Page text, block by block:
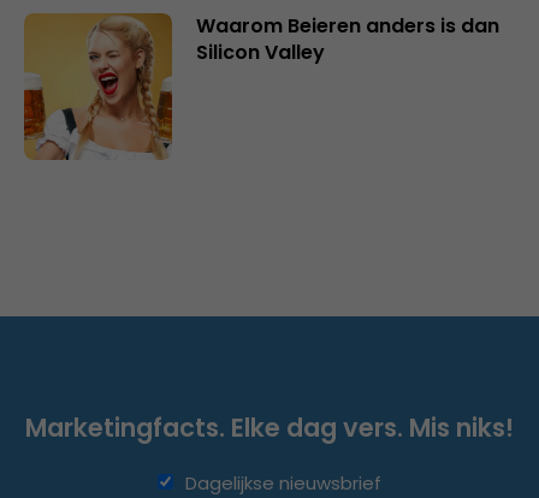
Waarom Beieren anders is dan
Silicon Valley
Marketingfacts. Elke dag vers. Mis niks!
Dagelijkse nieuwsbrief